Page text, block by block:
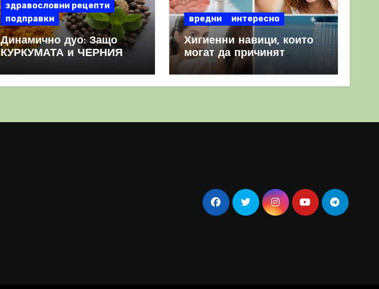
здравословни рецепти
подправки
Динамично дуо: Защо
КУРКУМАТА и ЧЕРНИЯ
комбинация
вредни интересно
Хигиенни навици, които
могат да причинят
повече вреда, отколкото
полза